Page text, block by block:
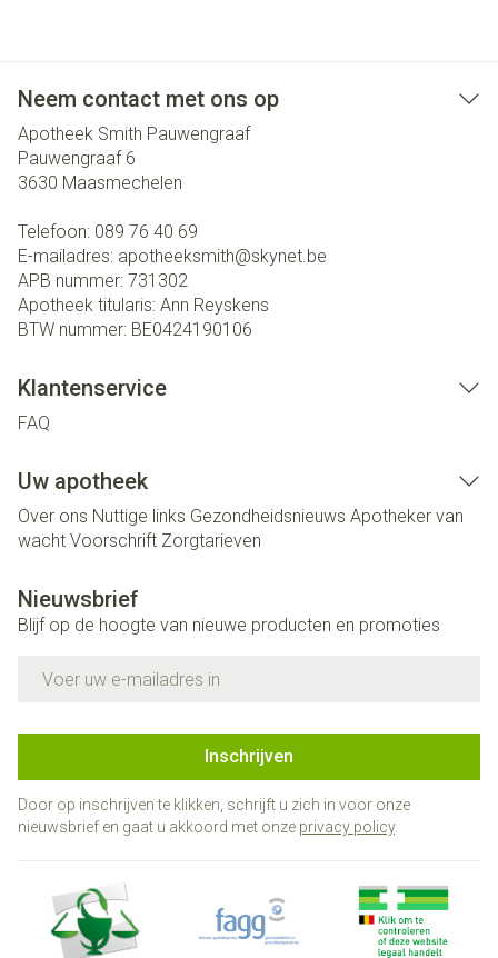
Neem contact met ons op
Apotheek Smith Pauwengraaf
Pauwengraaf 6
3630 Maasmechelen
Telefoon: 089 76 40 69
E-mailadres: apotheeksmith@skynet.be
APB nummer: 731302
Apotheek titularis: Ann Reyskens
BTW nummer: BE0424190106
Klantenservice
FAQ
Uw apotheek
Over ons Nuttige links Gezondheidsnieuws Apotheker van
wacht Voorschrift Zorgtarieven
Nieuwsbrief
Blijf op de hoogte van nieuwe producten en promoties
Inschrijven
Door op inschrijven te klikken, schrijft u zich in voor onze
nieuwsbrief en gaat u akkoord met onze privacy policy.